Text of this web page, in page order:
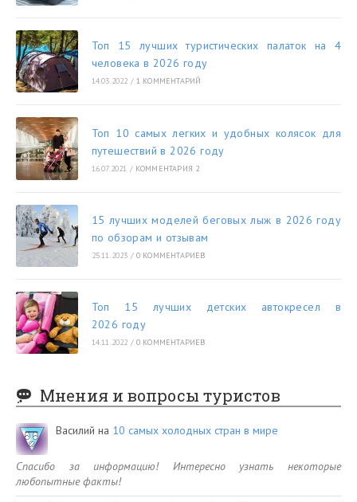
Топ 15 лучших туристических палаток на 4
человека в 2026 году
14.03.2022 / 1 КОММЕНТАРИЙ
Топ 10 самых легких и удобных колясок для
путешествий в 2026 году
16.07.2021 / КОММЕНТАРИЯ 2
15 лучших моделей беговых лыж в 2026 году
по обзорам и отзывам
25.11.2023 / 0 КОММЕНТАРИЕВ
Топ 15 лучших детских автокресел в
2026 году
14.11.2022 / 0 КОММЕНТАРИЕВ
Мнения и вопросы туристов
Василий на 10 самых холодных стран в мире
Спасибо за информацию! Интересно узнать некоторые
любопытные факты!